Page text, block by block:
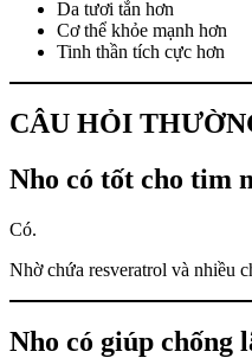
Da tươi tắn hơn
Cơ thể khỏe mạnh hơn
Tinh thần tích cực hơn
CÂU HỎI
Nho có tốt cho tim
Có.
Nhờ chứa resveratrol và nhiều
Nho có giúp chống